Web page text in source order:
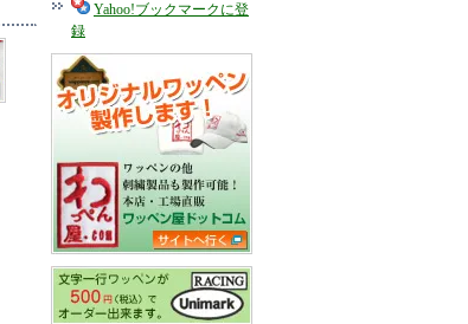
Yahoo!ブックマークに登
録